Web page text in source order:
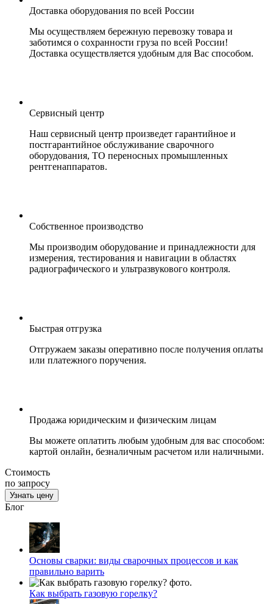
Доставка оборудования по всей России
Мы осуществляем бережную перевозку товара и
заботимся о сохранности груза по всей России!
Доставка осуществляется удобным для Вас способом.
Сервисный центр
Наш сервисный центр произведет гарантийное и
постгарантийное обслуживание сварочного
оборудования, ТО переносных промышленных
рентгенаппаратов.
Собственное производство
Мы производим оборудование и принадлежности для
измерения, тестирования и навигации в областях
радиографического и ультразвукового контроля.
Быстрая отгрузка
Отгружаем заказы оперативно после получения оплаты
или платежного поручения.
Продажа юридическим и физическим лицам
Вы можете оплатить любым удобным для вас способом:
картой онлайн, безналичным расчетом или наличными.
Стоимость
по запросу
Узнать цену
Блог
Основы сварки: виды сварочных процессов и как
правильно варить
Как выбрать газовую горелку?